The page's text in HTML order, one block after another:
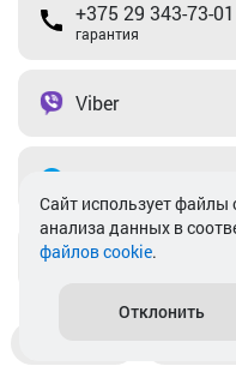
+375 29 343-73-01
гарантия
Viber
info@akkamulik.by
Cайт использует
анализа данных в
файлов cookie.
Отклонить